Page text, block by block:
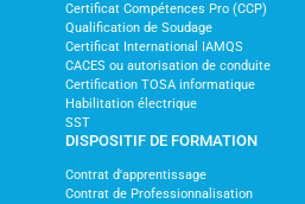
Certificat Compétences Pro (CCP)
Qualification de Soudage
Certificat International IAMQS
CACES ou autorisation de conduite
Certification TOSA informatique
Habilitation électrique
SST
DISPOSITIF DE FORMATION
Contrat d'apprentissage
Contrat de Professionnalisation